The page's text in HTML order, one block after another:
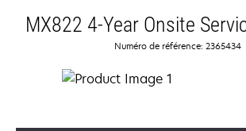
MX822 4-Year Onsite
Numéro de référence: 2365434